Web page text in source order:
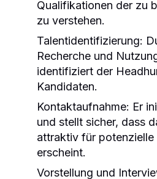
Qualifikationen der zu
zu verstehen.
Talentidentifizierung:
Recherche und
identifiziert der
Kandidaten.
Kontaktaufnahme: Er
und stellt sicher, dass
attraktiv für potenzielle
erscheint.
Vorstellung und